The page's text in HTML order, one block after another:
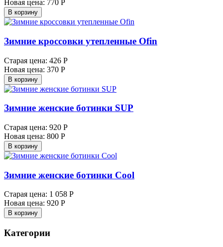
Новая цена: 770 Р
В корзину
Зимние кроссовки утепленные Ofin
Старая цена: 426 Р
Новая цена: 370 Р
В корзину
Зимние женские ботинки SUP
Старая цена: 920 Р
Новая цена: 800 Р
В корзину
Зимние женские ботинки Cool
Старая цена: 1 058 Р
Новая цена: 920 Р
В корзину
Категории